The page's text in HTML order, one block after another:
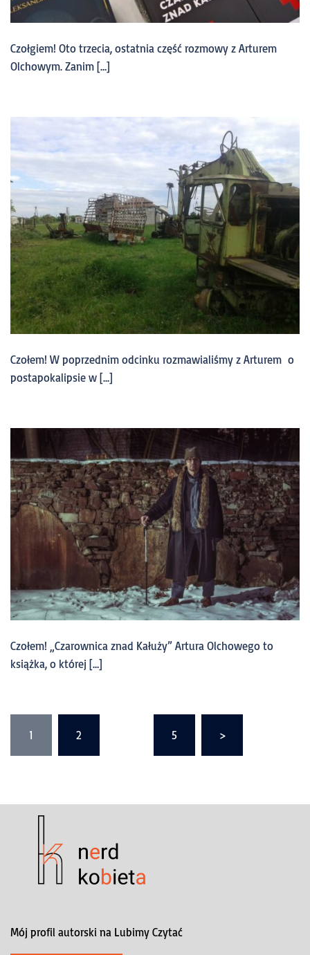
Czołgiem! Oto trzecia, ostatnia część rozmowy z Arturem
Olchowym. Zanim […]
Czołem! W poprzednim odcinku rozmawialiśmy z Arturem o
postapokalipsie w […]
Czołem! „Czarownica znad Kałuży” Artura Olchowego to
książka, o której […]
1 2 5 >
Mój profil autorski na Lubimy Czytać